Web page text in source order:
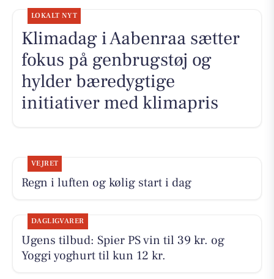
LOKALT NYT
Klimadag i Aabenraa sætter
fokus på genbrugstøj og
hylder bæredygtige
initiativer med klimapris
VEJRET
Regn i luften og kølig start i dag
DAGLIGVARER
Ugens tilbud: Spier PS vin til 39 kr. og
Yoggi yoghurt til kun 12 kr.